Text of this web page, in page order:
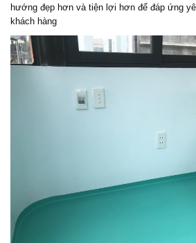
hướng đẹp hơn và tiện lợi hơn để đáp ứng
khách hàng